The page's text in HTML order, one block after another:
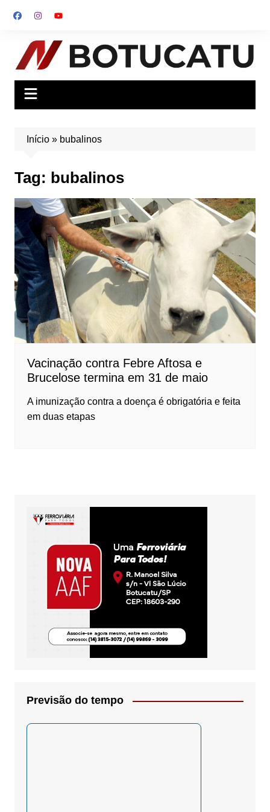
para
conteúdo
Início» bubalinos
Tag: bubalinos
Vacinação contra Febre Aftosa e
Brucelose termina em 31 de maio
A imunização contra a doença é obrigatória e feita
em duas etapas
Previsão do tempo